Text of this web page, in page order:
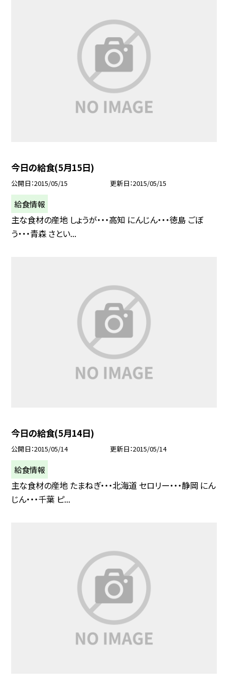
今日の給食(5月15日)
公開日 2015/05/15 更新日 2015/05/15
給食情報
主な食材の産地 しょうが・・・高知 にんじん・・・徳島 ごぼ
う・・・青森 さとい...
今日の給食(5月14日)
公開日 2015/05/14 更新日 2015/05/14
給食情報
主な食材の産地 たまねぎ・・・北海道 セロリー・・・静岡 にん
じん・・・千葉 ピ...